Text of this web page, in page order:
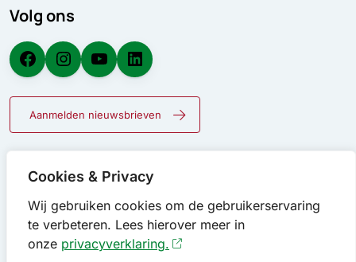
Cookies & Privacy
Wij gebruiken cookies om de gebruikerservaring
te verbeteren. Lees hierover meer in
onze privacyverklaring.
Volg ons
Facebook Instagram YouTube LinkedIn
Aanmelden nieuwsbrieven